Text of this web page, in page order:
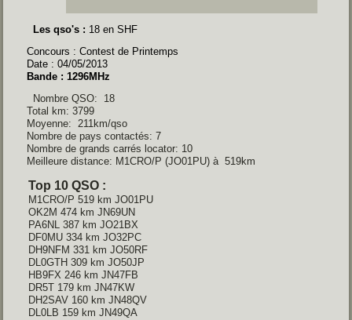
Les qso's : 18 en SHF
Concours : Contest de Printemps
Date : 04/05/2013
Bande : 1296MHz
Nombre QSO: 18
Total km: 3799
Moyenne: 211km/qso
Nombre de pays contactés: 7
Nombre de grands carrés locator: 10
Meilleure distance: M1CRO/P (JO01PU) à 519km
Top 10 QSO :
M1CRO/P 519 km JO01PU
OK2M 474 km JN69UN
PA6NL 387 km JO21BX
DF0MU 334 km JO32PC
DH9NFM 331 km JO50RF
DL0GTH 309 km JO50JP
HB9FX 246 km JN47FB
DR5T 179 km JN47KW
DH2SAV 160 km JN48QV
DL0LB 159 km JN49QA